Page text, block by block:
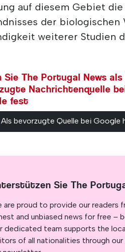
auf diesem Gebiet
der
weiterer Studien
Sie The Portugal News als
Nachrichtenquelle
fest
Als bevorzugte Quelle bei Google
Sie The
are proud to provide our readers
and unbiased news for free –
dedicated team supports the
of all nationalities through